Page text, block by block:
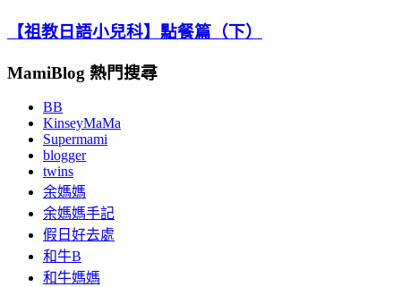
【祖教日語小兒科】點餐篇（下）
MamiBlog 熱門搜尋
BB
KinseyMaMa
Supermami
blogger
twins
余媽媽
余媽媽手記
假日好去處
和牛B
和牛媽媽